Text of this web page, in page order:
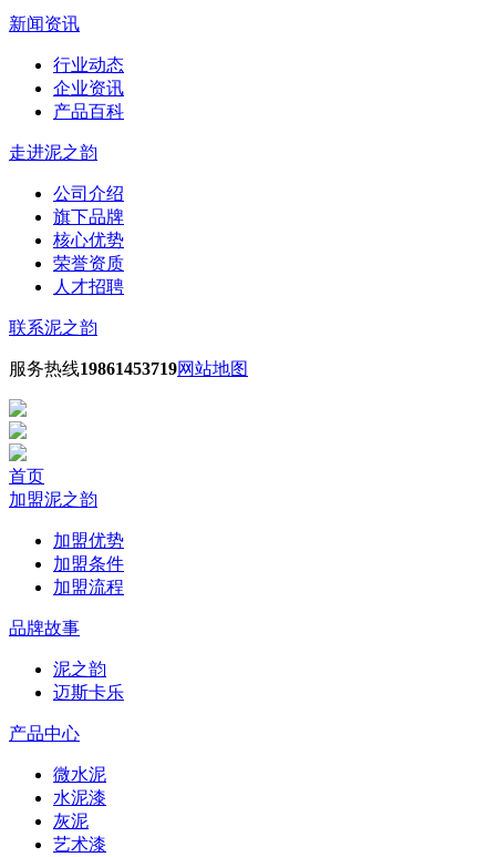
新闻资讯
行业动态
企业资讯
产品百科
走进泥之韵
公司介绍
旗下品牌
核心优势
荣誉资质
人才招聘
联系泥之韵
服务热线19861453719网站地图
首页
加盟泥之韵
加盟优势
加盟条件
加盟流程
品牌故事
泥之韵
迈斯卡乐
产品中心
微水泥
水泥漆
灰泥
艺术漆